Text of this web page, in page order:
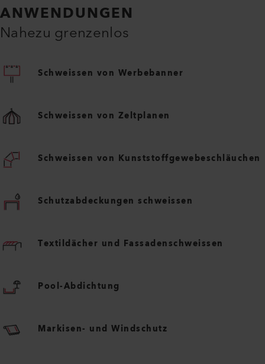
ANWENDUNGEN
Nahezu grenzenlos
Schweissen von Werbebanner
Schweissen von Zeltplanen
Schweissen von Kunststoffgewebeschläuchen
Schutzabdeckungen schweissen
Textildächer und Fassadenschweissen
Pool-Abdichtung
Markisen- und Windschutz